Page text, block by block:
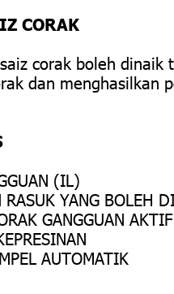
CORAK
corak boleh
dan menghasilkan
(IL)
RASUK YANG BOLEH
GANGGUAN
AUTOMATIK